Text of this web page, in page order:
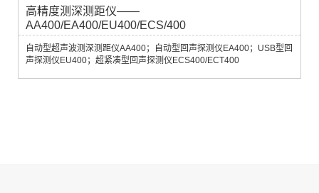
高精度测深测距仪——
AA400/EA400/EU400/ECS/400
自动型超声波测深测距仪AA400；自动型回声探测仪EA400；USB型回
声探测仪EU400；超紧凑型回声探测仪ECS400/ECT400